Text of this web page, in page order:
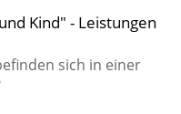
Kind" - Leistungen
sich in einer